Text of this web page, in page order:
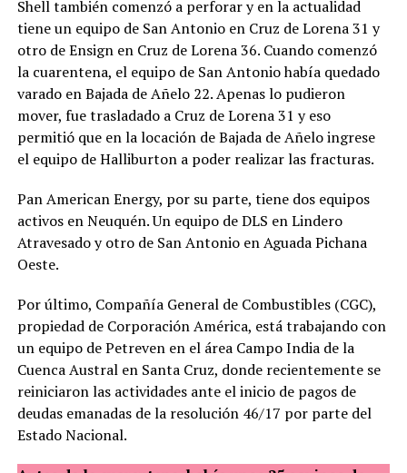
Shell también comenzó a perforar y en la actualidad
tiene un equipo de San Antonio en Cruz de Lorena 31 y
otro de Ensign en Cruz de Lorena 36. Cuando comenzó
la cuarentena, el equipo de San Antonio había quedado
varado en Bajada de Añelo 22. Apenas lo pudieron
mover, fue trasladado a Cruz de Lorena 31 y eso
permitió que en la locación de Bajada de Añelo ingrese
el equipo de Halliburton a poder realizar las fracturas.
Pan American Energy, por su parte, tiene dos equipos
activos en Neuquén. Un equipo de DLS en Lindero
Atravesado y otro de San Antonio en Aguada Pichana
Oeste.
Por último, Compañía General de Combustibles (CGC),
propiedad de Corporación América, está trabajando con
un equipo de Petreven en el área Campo India de la
Cuenca Austral en Santa Cruz, donde recientemente se
reiniciaron las actividades ante el inicio de pagos de
deudas emanadas de la resolución 46/17 por parte del
Estado Nacional.